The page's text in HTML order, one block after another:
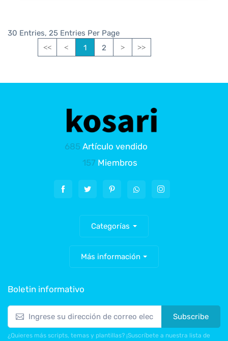
30 Entries, 25 Entries Per Page
<< < 1 2 > >>
685 Artículo vendido
157 Miembros
Categorías
Más información
Boletin informativo
Subscribe
¿Quieres más scripts, temas y plantillas? ¡Suscríbete a nuestra lista de